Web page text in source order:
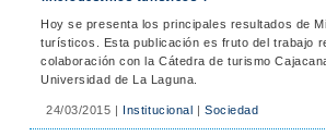
Hoy se presenta los principales resultados de
turísticos. Esta publicación es fruto del trabajo
colaboración con la Cátedra de turismo
Universidad de La Laguna.
24/03/2015 | Institucional |Sociedad